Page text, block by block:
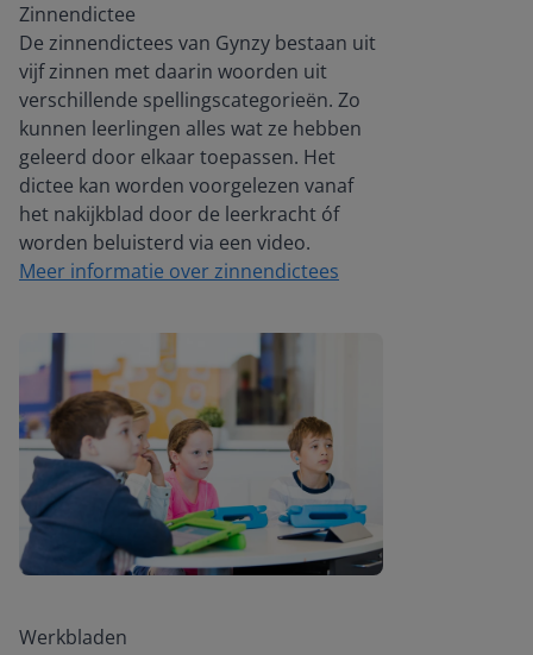
Zinnendictee
De zinnendictees van Gynzy bestaan uit
vijf zinnen met daarin woorden uit
verschillende spellingscategorieën. Zo
kunnen leerlingen alles wat ze hebben
geleerd door elkaar toepassen. Het
dictee kan worden voorgelezen vanaf
het nakijkblad door de leerkracht óf
worden beluisterd via een video.
Meer informatie over zinnendictees
Werkbladen